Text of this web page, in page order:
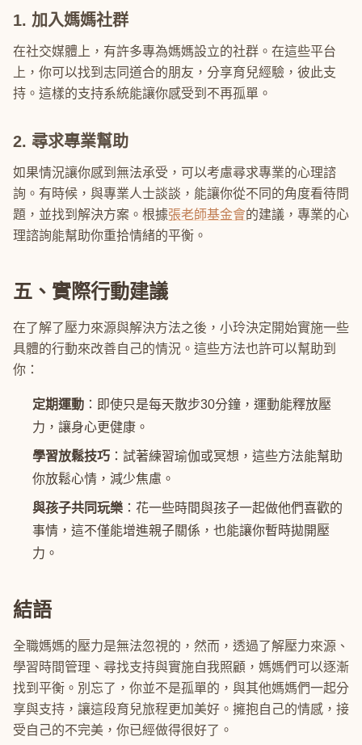
1. 加入媽媽社群
在社交媒體上，有許多專為媽媽設立的社群。在這些平台
上，你可以找到志同道合的朋友，分享育兒經驗，彼此支
持。這樣的支持系統能讓你感受到不再孤單。
2. 尋求專業幫助
如果情況讓你感到無法承受，可以考慮尋求專業的心理諮
詢。有時候，與專業人士談談，能讓你從不同的角度看待問
題，並找到解決方案。根據張老師基金會的建議，專業的心
理諮詢能幫助你重拾情緒的平衡。
五、實際行動建議
在了解了壓力來源與解決方法之後，小玲決定開始實施一些
具體的行動來改善自己的情況。這些方法也許可以幫助到
你：
定期運動 ：即使只是每天散步30分鐘，運動能釋放壓
力，讓身心更健康。
學習放鬆技巧 ：試著練習瑜伽或冥想，這些方法能幫助
你放鬆心情，減少焦慮。
與孩子共同玩樂 ：花一些時間與孩子一起做他們喜歡的
事情，這不僅能增進親子關係，也能讓你暫時拋開壓
力。
結語
全職媽媽的壓力是無法忽視的，然而，透過了解壓力來源、
學習時間管理、尋找支持與實施自我照顧，媽媽們可以逐漸
找到平衡。別忘了，你並不是孤單的，與其他媽媽們一起分
享與支持，讓這段育兒旅程更加美好。擁抱自己的情感，接
受自己的不完美，你已經做得很好了。